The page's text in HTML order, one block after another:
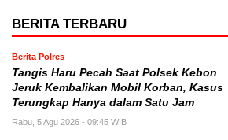
BERITA TERBARU
Berita Polres
Tangis Haru Pecah Saat Polsek Kebon
Jeruk Kembalikan Mobil Korban, Kasus
Terungkap Hanya dalam Satu Jam
Rabu, 5 Agu 2026 - 09:45 WIB